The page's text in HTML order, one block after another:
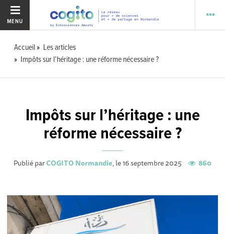
MENU
Accueil
Les articles
Impôts sur l’héritage : une réforme nécessaire ?
Impôts sur l’héritage : une
réforme nécessaire ?
Publié parCOGITO Normandie, le 16 septembre 2025 860